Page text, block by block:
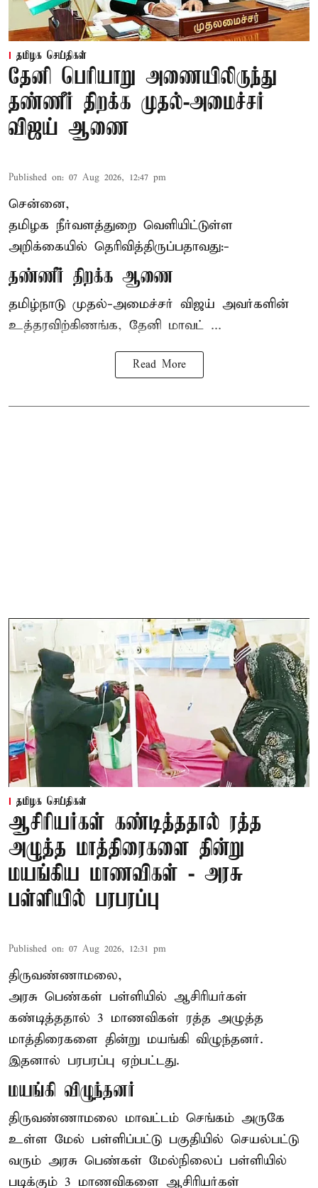
தமிழக செய்திகள்
தேனி பெரியாறு அணையிலிருந்து
தண்ணீர் திறக்க முதல்-அமைச்சர்
விஜய் ஆணை
Published on: 07 Aug 2026, 12:47 pm
சென்னை,
தமிழக நீர்வளத்துறை வெளியிட்டுள்ள
அறிக்கையில் தெரிவித்திருப்பதாவது:-
தண்ணீர் திறக்க ஆணை
தமிழ்நாடு முதல்-அமைச்சர் விஜய் அவர்களின்
உத்தரவிற்கிணங்க, தேனி மாவட் ...
Read More
தமிழக செய்திகள்
ஆசிரியர்கள் கண்டித்ததால் ரத்த
அழுத்த மாத்திரைகளை தின்று
மயங்கிய மாணவிகள் - அரசு
பள்ளியில் பரபரப்பு
Published on: 07 Aug 2026, 12:31 pm
திருவண்ணாமலை,
அரசு பெண்கள் பள்ளியில் ஆசிரியர்கள்
கண்டித்ததால் 3 மாணவிகள் ரத்த அழுத்த
மாத்திரைகளை தின்று மயங்கி விழுந்தனர்.
இதனால் பரபரப்பு ஏற்பட்டது.
மயங்கி விழுந்தனர்
திருவண்ணாமலை மாவட்டம் செங்கம் அருகே
உள்ள மேல் பள்ளிப்பட்டு பகுதியில் செயல்பட்டு
வரும் அரசு பெண்கள் மேல்நிலைப் பள்ளியில்
படிக்கும் 3 மாணவிகளை ஆசிரியர்கள்